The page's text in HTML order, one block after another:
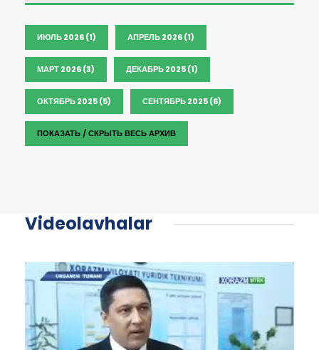
ИЮЛЬ 2026 (1) АПРЕЛЬ 2026 (1)
МАРТ 2026 (3) ДЕКАБРЬ 2025 (1)
ОКТЯБРЬ 2025 (5) СЕНТЯБРЬ 2025 (6)
ПОКАЗАТЬ / СКРЫТЬ ВЕСЬ АРХИВ
Videolavhalar